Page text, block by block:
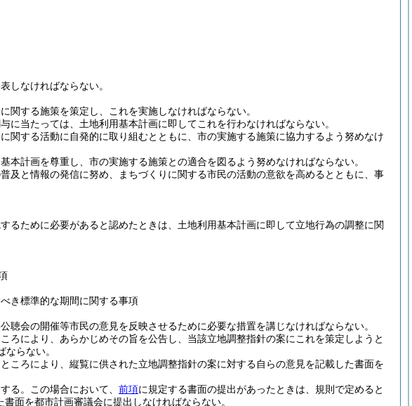
しなければならない。
する施策を策定し、これを実施しなければならない。
当たっては、土地利用基本計画に即してこれを行わなければならない。
関する活動に自発的に取り組むとともに、市の実施する施策に協力するよう努めなけ
計画を尊重し、市の実施する施策との適合を図るよう努めなければならない。
及と情報の発信に努め、まちづくりに関する市民の活動の意欲を高めるとともに、事
るために必要があると認めたときは、土地利用基本計画に即して立地行為の調整に関
き標準的な期間に関する事項
会の開催等市民の意見を反映させるために必要な措置を講じなければならない。
ろにより、あらかじめその旨を公告し、当該立地調整指針の案にこれを策定しようと
らない。
ころにより、縦覧に供された立地調整指針の案に対する自らの意見を記載した書面を
る。 この場合において、 前項に規定する書面の提出があったときは、規則で定めると
面を都市計画審議会に提出しなければならない。